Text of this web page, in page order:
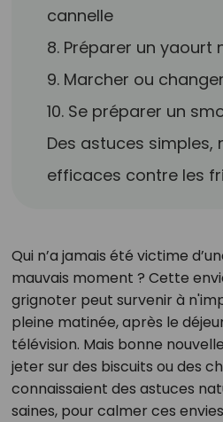
cannelle
8. Préparer un yaourt
9. Marcher ou
10. Se préparer un
Des astuces simples,
efficaces contre les
Qui n’a jamais été victime
mauvais moment ? Cette
grignoter peut survenir à
pleine matinée, après le
télévision. Mais bonne
jeter sur des biscuits ou des
connaissaient des astuces
saines, pour calmer ces